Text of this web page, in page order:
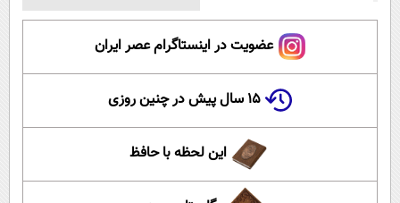
عضویت در اینستاگرام عصر ایران
۱۵ سال پیش در چنین روزی
این لحظه با حافظ